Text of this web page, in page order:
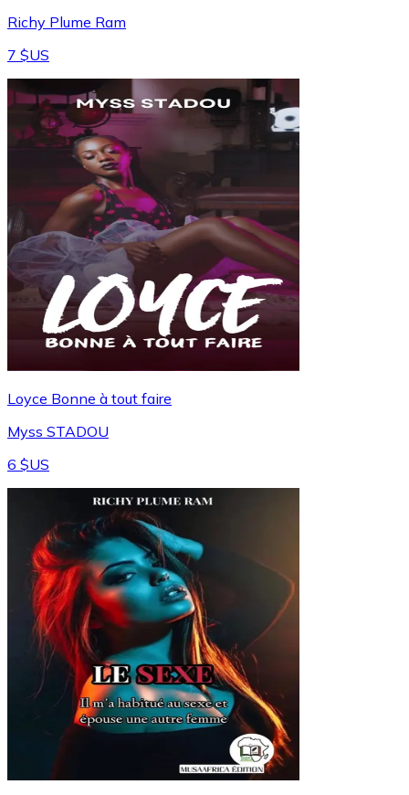
Richy Plume Ram
7 $US
Loyce Bonne à tout faire
Myss STADOU
6 $US